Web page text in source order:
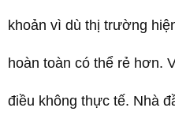
khoản vì dù thị trường
hoàn toàn có thể rẻ hơn.
điều không thực tế. Nhà